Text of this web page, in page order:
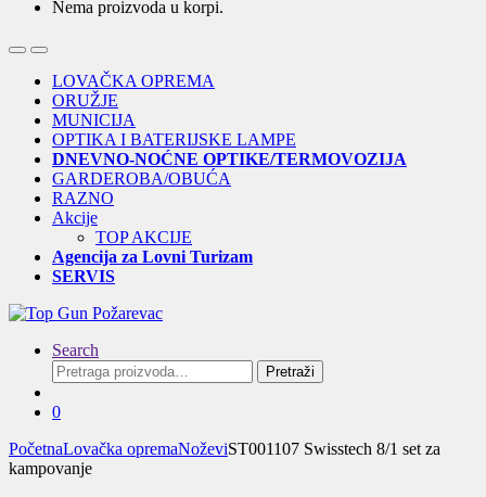
Nema proizvoda u korpi.
OpenClose
LOVAČKA OPREMA
ORUŽJE
MUNICIJA
OPTIKA I BATERIJSKE LAMPE
DNEVNO-NOĆNE OPTIKE/TERMOVOZIJA
GARDEROBA/OBUĆA
RAZNO
Akcije
TOP AKCIJE
Agencija za Lovni Turizam
SERVIS
Search
Pretraga
za:
Pretraži
0
PočetnaLovačka opremaNoževiST001107 Swisstech 8/1 set za
kampovanje